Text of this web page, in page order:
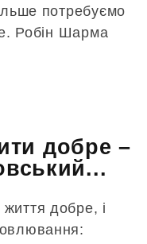
потребуємо
Робін Шарма
добре –
добре, і